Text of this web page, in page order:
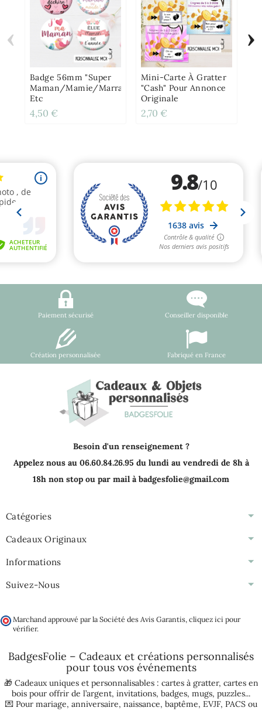
Badge 56mm "Super
Maman/Mamie/Marraine"
Etc
4,50 €
Mini-Carte À Gratter
"Cash" Pour Annonce
Originale
2,70 €
‹ ›
Paiement sécurisé Conseiller disponible
Création personnalisée Fabriqué en France
Besoin d'un renseignement ?
Appelez nous au 06.60.84.26.95 du lundi au vendredi de 8h à
18h non stop ou par mail à badgesfolie@gmail.com
Catégories
Cadeaux Originaux
Informations
Suivez-Nous
Marchand approuvé par la Société des Avis Garantis, cliquez ici pour
vérifier.
BadgesFolie – Cadeaux et créations personnalisés
pour tous vos événements
🎁 Cadeaux uniques et personnalisables : cartes à gratter, cartes en
bois pour offrir de l’argent, invitations, badges, mugs, puzzles...
💌 Pour mariage, anniversaire, naissance, baptême, EVJF, PACSou